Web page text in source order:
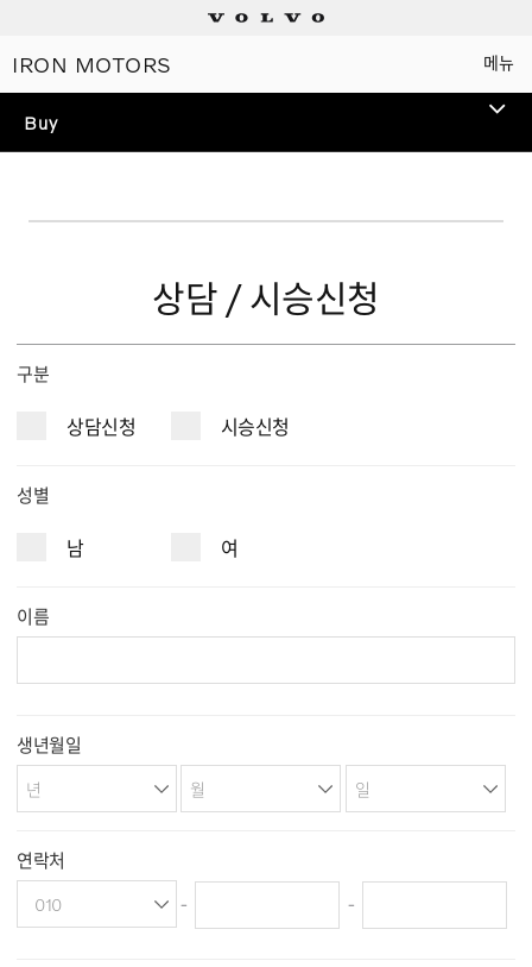
메뉴
IRON MOTORS
TEST DRIVE
볼보 전 모델 시승을 통해
스웨디시 프리미엄을 경험해
상담 / 시승신청
Buy
구분
상담신청 시승신청
성별
남 여
이름
생년월일
연락처
- -
Electric
Plug-in hybrids
Mild hybrids
세일즈 컨설턴트
전시장 찾기
인증 중고차
뉴스/이벤트
서비스
IRON MOTORS